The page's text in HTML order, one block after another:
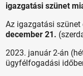
igazgatási szünet
Az igazgatási
december 21.
2023. január 2-án
ügyfélfogadási